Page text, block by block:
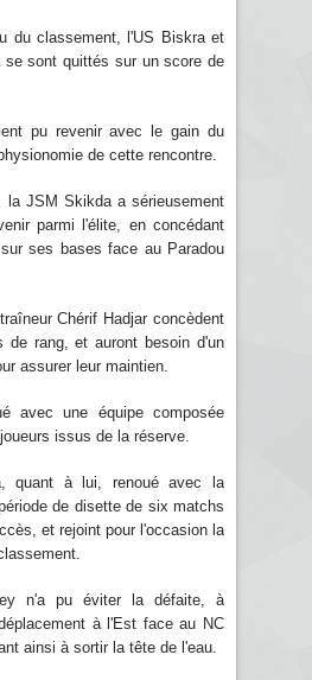
du classement, l'US Biskra et
se sont quittés sur un score de
pu revenir avec le gain du
de cette rencontre.
la JSM Skikda a sérieusement
parmi l'élite, en concédant
ses bases face au Paradou
Chérif Hadjar concèdent
de rang, et auront besoin d'un
assurer leur maintien.
avec une équipe composée
issus de la réserve.
quant à lui, renoué avec la
de disette de six matchs
et rejoint pour l'occasion la
n'a pu éviter la défaite, à
à l'Est face au NC
ainsi à sortir la tête de l'eau.